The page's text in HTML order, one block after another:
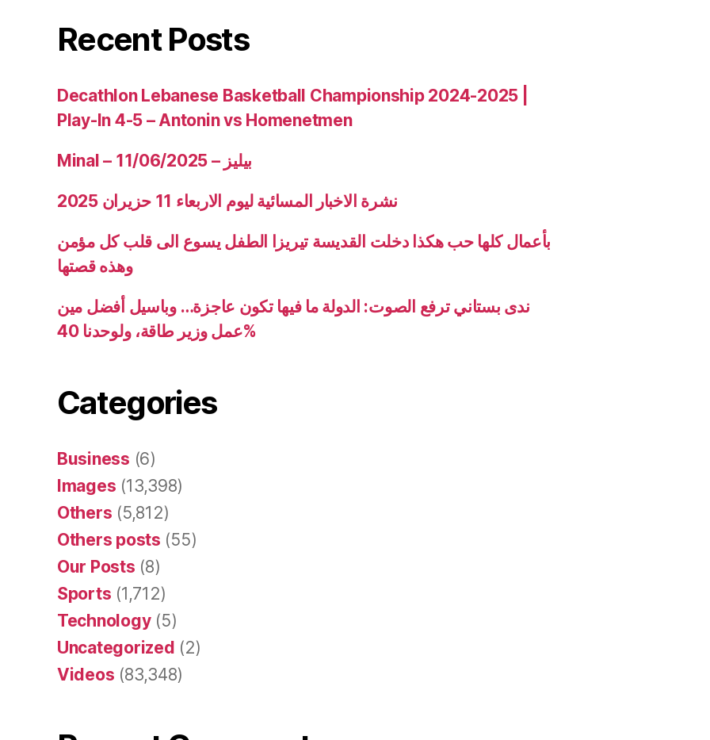
Recent Posts
Decathlon Lebanese Basketball Championship 2024-2025 |
Play-In 4-5 – Antonin vs Homenetmen
Minal – 11/06/2025 – بيليز
نشرة الاخبار المسائية ليوم الاربعاء 11 حزيران 2025
بأعمال كلها حب هكذا دخلت القديسة تيريزا الطفل يسوع الى قلب كل مؤمن
وهذه قصتها
ندى بستاني ترفع الصوت: الدولة ما فيها تكون عاجزة… وباسيل أفضل مين
عمل وزير طاقة، ولوحدنا 40%
Categories
Business (6)
Images (13,398)
Others (5,812)
Others posts (55)
Our Posts (8)
Sports (1,712)
Technology(5)
Uncategorized (2)
Videos (83,348)